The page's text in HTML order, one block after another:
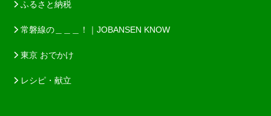
ふるさと納税
常磐線の＿＿＿！｜JOBANSEN KNOW
東京 おでかけ
レシピ・献立